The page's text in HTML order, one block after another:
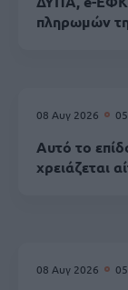
πληρωμών
08 Αυγ 2026
Αυτό το
χρειάζεται
08 Αυγ 2026